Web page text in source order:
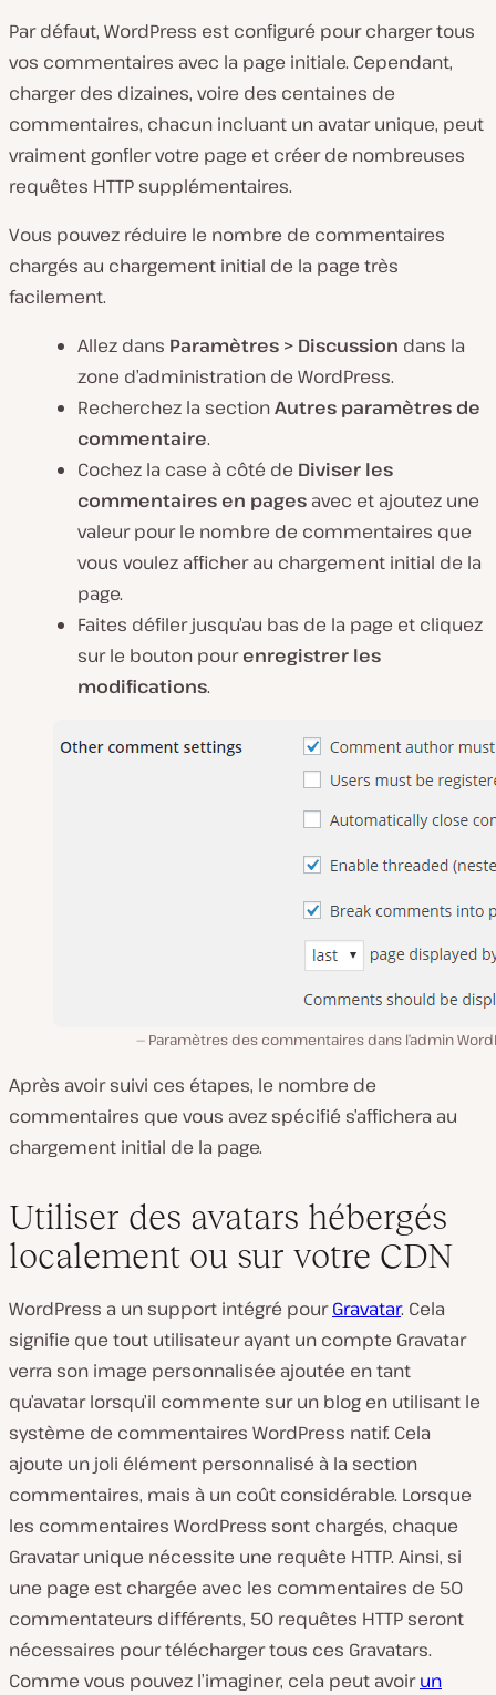
Par défaut, WordPress est configuré pour charger tous
vos commentaires avec la page initiale. Cependant,
charger des dizaines, voire des centaines de
commentaires, chacun incluant un avatar unique, peut
vraiment gonfler votre page et créer de nombreuses
requêtes HTTP supplémentaires.
Vous pouvez réduire le nombre de commentaires
chargés au chargement initial de la page très
facilement.
Allez dans Paramètres > Discussion dans la
zone d’administration de WordPress.
Recherchez la sectionAutres paramètres de
commentaire.
Cochez la case à côté de Diviser les
commentaires en pages avec et ajoutez une
valeur pour le nombre de commentaires que
vous voulez afficher au chargement initial de la
page.
Faites défiler jusqu’au bas de la page et cliquez
sur le bouton pourenregistrer les
modifications.
Paramètres des commentaires dans l’admin
Après avoir suivi ces étapes, le nombre de
commentaires que vous avez spécifié s’affichera au
chargement initial de la page.
Utiliser des avatars hébergés
localement ou sur votre CDN
WordPress a un support intégré pourGravatar. Cela
signifie que tout utilisateur ayant un compte Gravatar
verra son image personnalisée ajoutée en tant
qu’avatar lorsqu’il commente sur un blog en utilisant le
système de commentaires WordPress natif. Cela
ajoute un joli élément personnalisé à la section
commentaires, mais à un coût considérable. Lorsque
les commentaires WordPress sont chargés, chaque
Gravatar unique nécessite une requête HTTP. Ainsi, si
une page est chargée avec les commentaires de 50
commentateurs différents, 50 requêtes HTTP seront
nécessaires pour télécharger tous ces Gravatars.
Comme vous pouvez l’imaginer, cela peut avoirun